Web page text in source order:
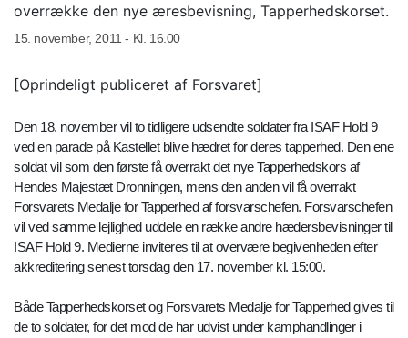
overrække den nye æresbevisning, Tapperhedskorset.
15. november, 2011 - Kl. 16.00
[Oprindeligt publiceret af Forsvaret]
Den 18. november vil to tidligere udsendte soldater fra ISAF Hold 9
ved en parade på Kastellet blive hædret for deres tapperhed. Den ene
soldat vil som den første få overrakt det nye Tapperhedskors af
Hendes Majestæt Dronningen, mens den anden vil få overrakt
Forsvarets Medalje for Tapperhed af forsvarschefen. Forsvarschefen
vil ved samme lejlighed uddele en række andre hædersbevisninger til
ISAF Hold 9. Medierne inviteres til at overvære begivenheden efter
akkreditering senest torsdag den 17. november kl. 15:00.
Både Tapperhedskorset og Forsvarets Medalje for Tapperhed gives til
de to soldater, for det mod de har udvist under kamphandlinger i